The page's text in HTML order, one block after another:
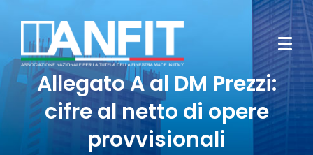
Allegato A al DM Prezzi:
cifre al netto di opere
provvisionali